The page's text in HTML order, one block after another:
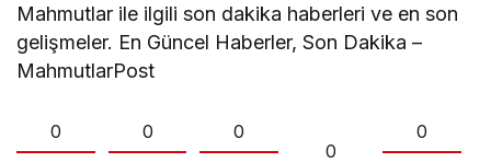
Mahmutlar ile ilgili son dakika haberleri ve en son
gelişmeler. En Güncel Haberler, Son Dakika –
MahmutlarPost
0 0
0
0
0